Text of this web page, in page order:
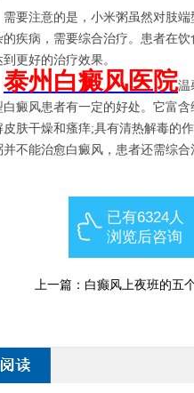
注意的是，小米粥虽然对肢端
的疾病，需要综合治疗。患者在
到更好的治疗效果。
泰州白癜风医院温
白癜风患者有一定的好处。它富
皮肤干燥和瘙痒;具有清热解毒的
并不能治愈白癜风，患者还需综合
已有6324人
浏览后咨询
上一篇： 白癫风上夜班的五